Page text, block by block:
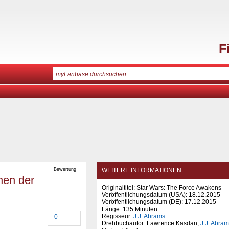
Bewertung
der
0
WEITERE INFORMATIONEN
Originaltitel: Star Wars: The Force Awakens
Veröffentlichungsdatum (USA): 18.12.2015
Veröffentlichungsdatum (DE): 17.12.2015
Länge: 135 Minuten
Regisseur: J.J. Abrams
Drehbuchautor: Lawrence Kasdan, J.J.